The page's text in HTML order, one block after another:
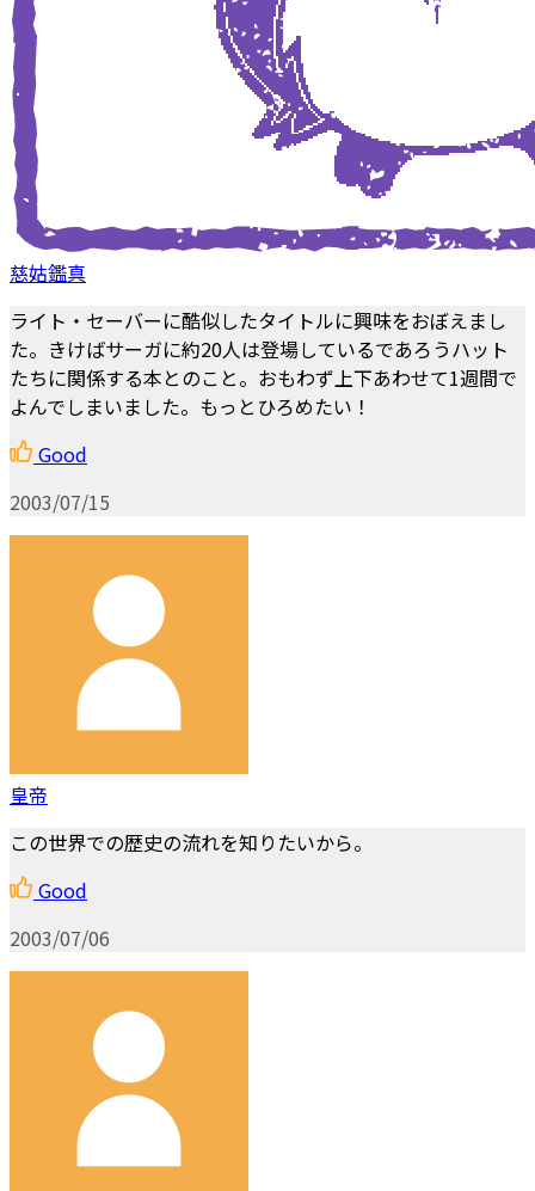
慈姑鑑真
ライト・セーバーに酷似したタイトルに興味をおぼえまし
た。きけばサーガに約20人は登場しているであろうハット
たちに関係する本とのこと。おもわず上下あわせて1週間で
よんでしまいました。もっとひろめたい！
Good
2003/07/15
皇帝
この世界での歴史の流れを知りたいから。
Good
2003/07/06